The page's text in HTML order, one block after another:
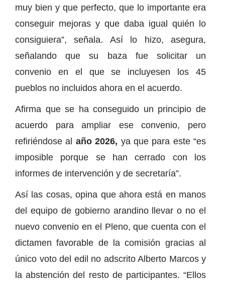
muy bien y que perfecto, que lo importante era
conseguir mejoras y que daba igual quién lo
consiguiera”, señala. Así lo hizo, asegura,
señalando que su baza fue solicitar un
convenio en el que se incluyesen los 45
pueblos no incluidos ahora en el acuerdo.
Afirma que se ha conseguido un principio de
acuerdo para ampliar ese convenio, pero
refiriéndose al año 2026, ya que para este “es
imposible porque se han cerrado con los
informes de intervención y de secretaría”.
Así las cosas, opina que ahora está en manos
del equipo de gobierno arandino llevar o no el
nuevo convenio en el Pleno, que cuenta con el
dictamen favorable de la comisión gracias al
único voto del edil no adscrito Alberto Marcos y
la abstención del resto de participantes. “Ellos